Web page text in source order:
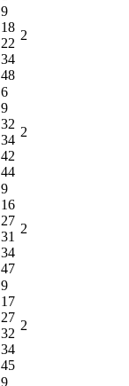
9
18
22
34
48
2
6
9
32
34
42
44
2
9
16
27
31
34
47
2
9
17
27
32
34
45
2
9